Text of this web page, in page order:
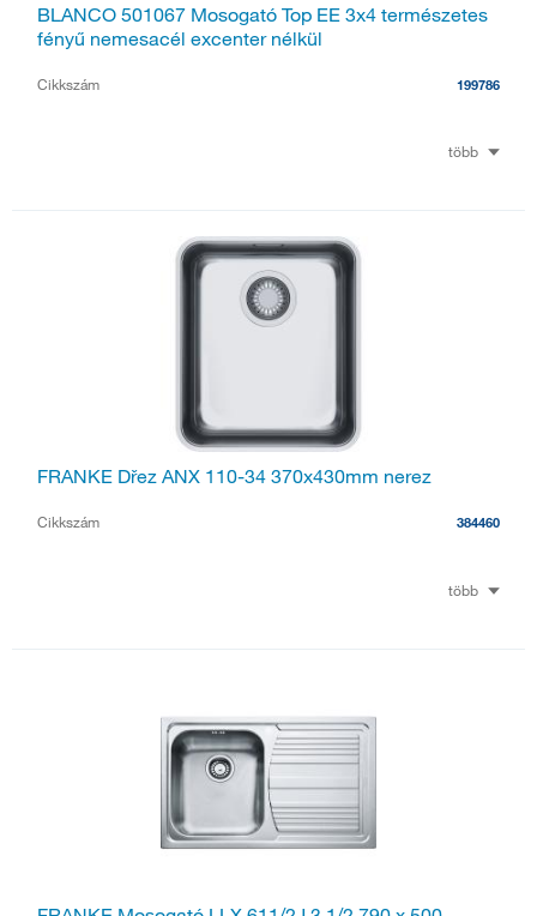
BLANCO 501067 Mosogató Top EE 3x4 természetes
fényű nemesacél excenter nélkül
Cikkszám 199786
több
FRANKE Dřez ANX 110-34 370x430mm nerez
Cikkszám 384460
több